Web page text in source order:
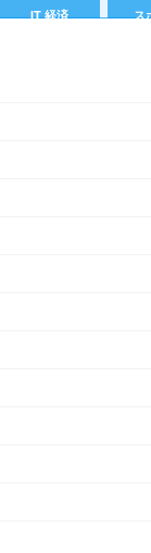
IT 経済 ス